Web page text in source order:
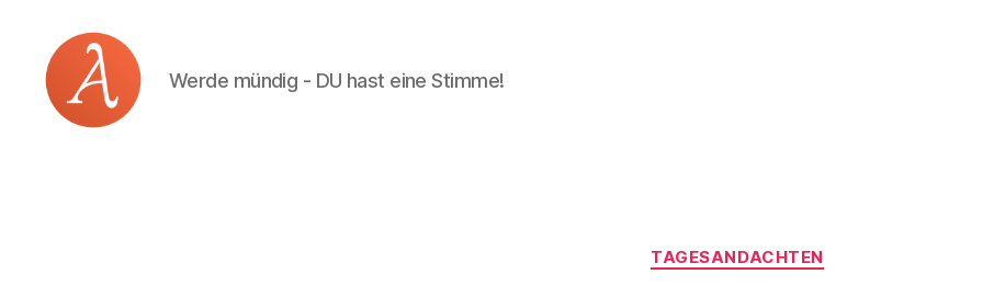
Werde mündig - DU hast eine Stimme!
Kategorien
TAGESANDACHTEN